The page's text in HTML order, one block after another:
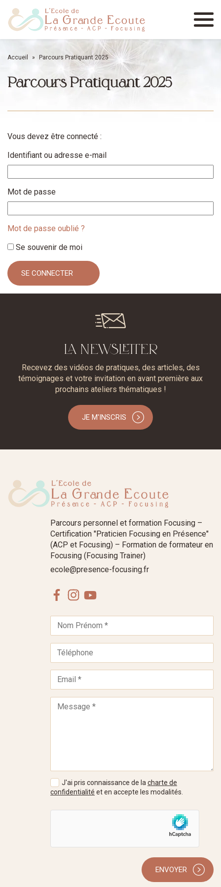
Menu
Accueil » Parcours Pratiquant 2025
Parcours Pratiquant 2025
Vous devez être connecté :
Identifiant ou adresse e-mail
Mot de passe
Mot de passe oublié ?
Se souvenir de moi
LA NEWSLETTER
Recevez des vidéos de pratiques, des articles, des
témoignages et votre invitation en avant première aux
prochains ateliers thématiques !
JE M'INSCRIS
Parcours personnel et formation Focusing –
Certification "Praticien Focusing en Présence"
(ACP et Focusing) – Formation de formateur en
Focusing (Focusing Trainer)
ecole@presence-focusing.fr
FacebookInstagram
J'ai pris connaissance de la charte de
confidentialité et en accepte les modalités.
ENVOYER